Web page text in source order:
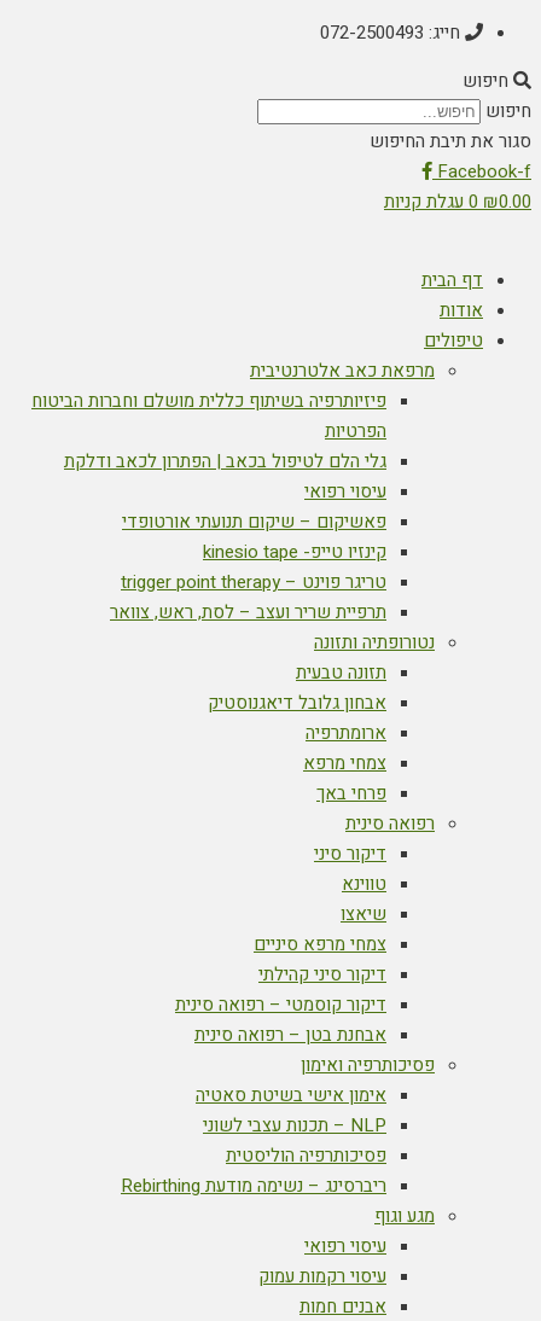
חייג: 072-2500493
חיפוש
חיפוש
סגור את תיבת החיפוש
Facebook-f
₪0.00
0 עגלת קניות
דף הבית
אודות
טיפולים
מרפאת כאב אלטרנטיבית
פיזיותרפיה בשיתוף כללית מושלם וחברות הביטוח
הפרטיות
גלי הלם לטיפול בכאב | הפתרון לכאב ודלקת
עיסוי רפואי
פאשיקום – שיקום תנועתי אורטופדי
קינזיו טייפ- kinesio tape
טריגר פוינט – trigger point therapy
תרפיית שריר ועצב – לסת, ראש, צוואר
נטורופתיה ותזונה
תזונה טבעית
אבחון גלובל דיאגנוסטיק
ארומתרפיה
צמחי מרפא
פרחי באך
רפואה סינית
דיקור סיני
טווינא
שיאצו
צמחי מרפא סיניים
דיקור סיני קהילתי
דיקור קוסמטי – רפואה סינית
אבחנת בטן – רפואה סינית
פסיכותרפיה ואימון
אימון אישי בשיטת סאטיה
NLP – תכנות עצבי לשוני
פסיכותרפיה הוליסטית
ריברסינג – נשימה מודעת Rebirthing
מגע וגוף
עיסוי רפואי
עיסוי רקמות עמוק
אבנים חמות